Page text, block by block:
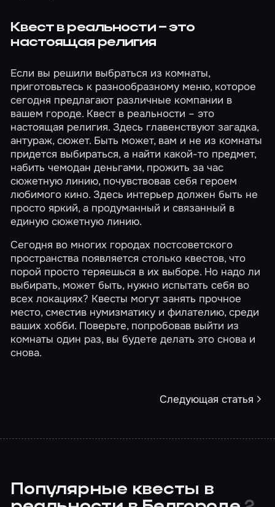
Квест в реальности – это
настоящая религия
Если вы решили выбраться из комнаты,
приготовьтесь к разнообразному меню, которое
сегодня предлагают различные компании в
вашем городе. Квест в реальности – это
настоящая религия. Здесь главенствуют загадка,
антураж, сюжет. Быть может, вам и не из комнаты
придется выбираться, а найти какой-то предмет,
набить чемодан деньгами, прожить за час
сюжетную линию, почувствовав себя героем
любимого кино. Здесь интерьер должен быть не
просто яркий, а продуманный и связанный в
единую сюжетную линию.
Сегодня во многих городах постсоветского
пространства появляется столько квестов, что
порой просто теряешься в их выборе. Но надо ли
выбирать, может быть, нужно испытать себя во
всех локациях? Квесты могут занять прочное
место, сместив нумизматику и филателию, среди
ваших хобби. Поверьте, попробовав выйти из
комнаты один раз, вы будете делать это снова и
снова.
Следующая статья
Популярные квесты в